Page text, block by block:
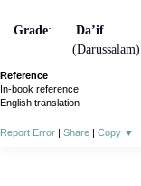
Grade:
Da’if
(Darussalam)
Reference
In-book reference
English translation
Report Error Share Copy ▼